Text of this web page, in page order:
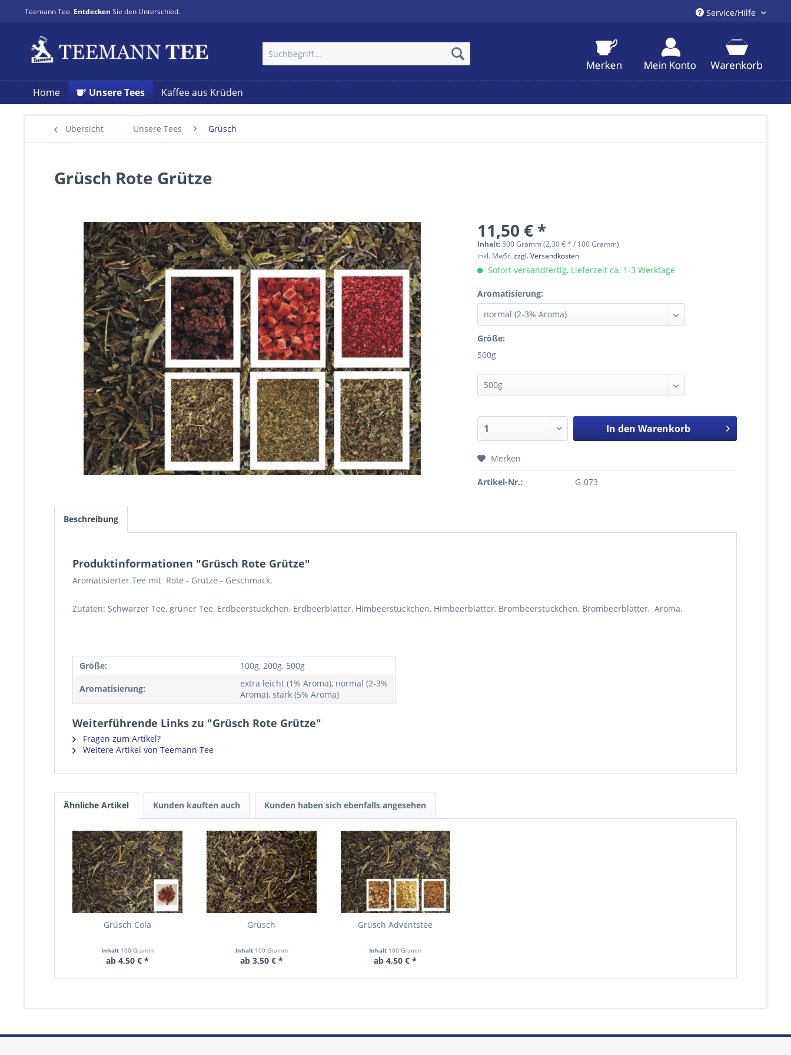
Teemann Tee. Entdecken Sie den Unterschied. Service/Hilfe
Home Unsere Tees Kaffee aus Krüden
Übersicht Unsere Tees Grüsch
Grüsch Rote Grütze
11,50 € *
Inhalt: 500 Gramm (2,30 € * / 100 Gramm)
inkl. MwSt.zzgl. Versandkosten
Sofort versandfertig, Lieferzeit ca. 1-3 Werktage
Aromatisierung:
Größe:
500g
In den Warenkorb
Merken
Artikel-Nr.: G-073
Beschreibung
Produktinformationen "Grüsch Rote Grütze"
Aromatisierter Tee mit Rote - Grütze - Geschmack.
Zutaten: Schwarzer Tee, grüner Tee, Erdbeerstückchen, Erdbeerblätter, Himbeerstückchen, Himbeerblätter, Brombeerstückchen, Brombeerblätter, Aroma.
Größe: 100g, 200g, 500g
Aromatisierung:
extra leicht (1% Aroma), normal (2-3%
Aroma), stark (5% Aroma)
Weiterführende Links zu "Grüsch Rote Grütze"
Fragen zum Artikel?
Weitere Artikel von Teemann Tee
Ähnliche Artikel Kunden kauften auch Kunden haben sich ebenfalls angesehen
Grüsch Cola
Inhalt 100 Gramm
ab 4,50 € *
Grüsch
Inhalt 100 Gramm
ab 3,50 € *
Grüsch Adventstee
Inhalt 100 Gramm
ab 4,50 € *